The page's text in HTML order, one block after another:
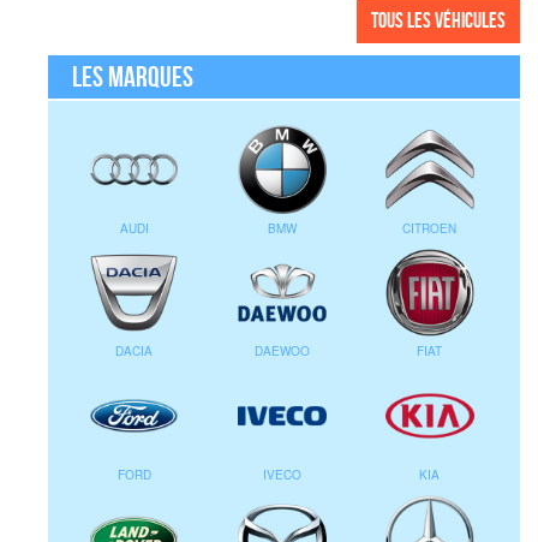
Tous les véhicules
Les marques
AUDI BMW CITROEN
DACIA DAEWOO FIAT
FORD IVECO KIA